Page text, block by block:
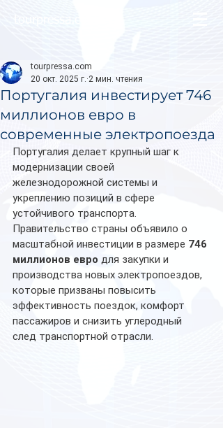
Португалия инвестирует 746
миллионов евро в
современные электропоезда
tourpressa.com
20 окт. 2025 г. 2 мин. чтения
Португалия делает крупный шаг к
модернизации своей
железнодорожной системы и
укреплению позиций в сфере
устойчивого транспорта.
Правительство страны объявило о
масштабной инвестиции в размере 746
миллионов евро для закупки и
производства новых электропоездов,
которые призваны повысить
эффективность поездок, комфорт
пассажиров и снизить углеродный
след транспортной отрасли.